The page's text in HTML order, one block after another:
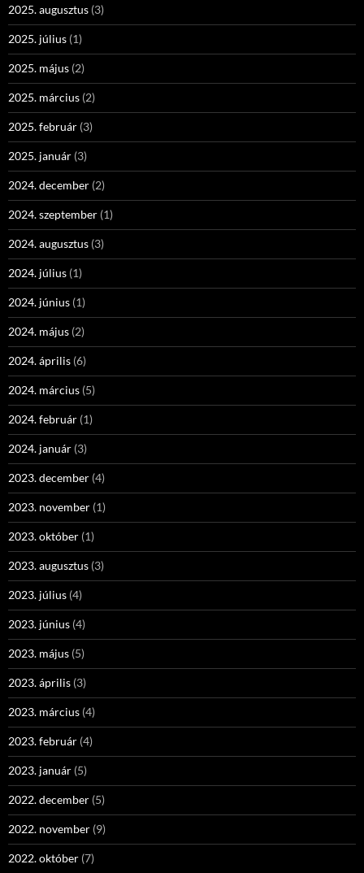
2025. augusztus (3)
2025. július (1)
2025. május (2)
2025. március (2)
2025. február (3)
2025. január (3)
2024. december (2)
2024. szeptember (1)
2024. augusztus (3)
2024. július (1)
2024. június (1)
2024. május (2)
2024. április (6)
2024. március (5)
2024. február (1)
2024. január (3)
2023. december (4)
2023. november (1)
2023. október (1)
2023. augusztus (3)
2023. július (4)
2023. június (4)
2023. május (5)
2023. április (3)
2023. március (4)
2023. február (4)
2023. január (5)
2022. december (5)
2022. november (9)
2022. október (7)